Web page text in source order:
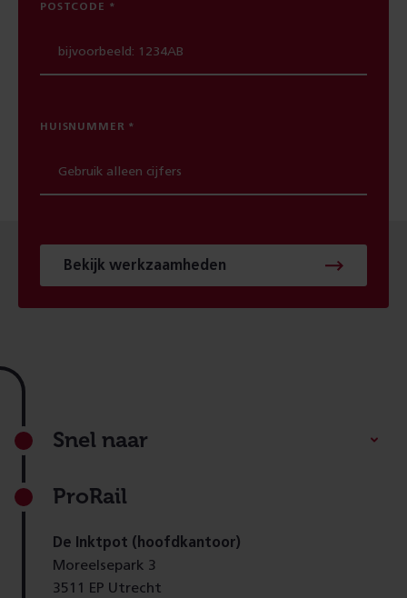
POSTCODE
HUISNUMMER
Bekijk werkzaamheden
Footer
Snel naar
ProRail
De Inktpot (hoofdkantoor)
Moreelsepark 3
3511 EP Utrecht